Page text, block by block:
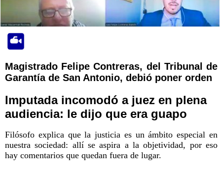
Magistrado Felipe Contreras, del Tribunal de
Garantía de San Antonio, debió poner orden
Imputada incomodó a juez en plena
audiencia: le dijo que era guapo
Filósofo explica que la justicia es un ámbito especial en
nuestra sociedad: allí se aspira a la objetividad, por eso
hay comentarios que quedan fuera de lugar.